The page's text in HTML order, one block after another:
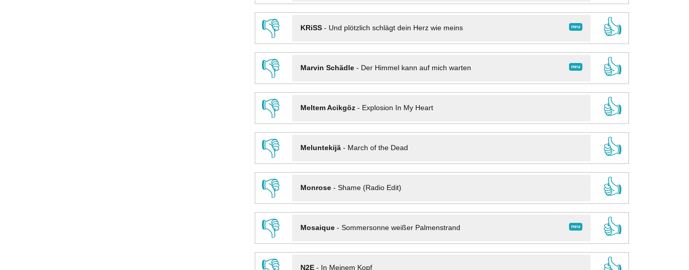
👎
neu
KRiSS- Und plötzlich schlägt dein Herz wie meins
👍
👎
neu
Marvin Schädle- Der Himmel kann auf mich warten
👍
👎
Meltem Acikgöz- Explosion In My Heart
👍
👎
Meluntekijä- March of the Dead
👍
👎
Monrose- Shame (Radio Edit)
👍
👎
neu
Mosaique- Sommersonne weißer Palmenstrand
👍
N2E- In Meinem Kopf